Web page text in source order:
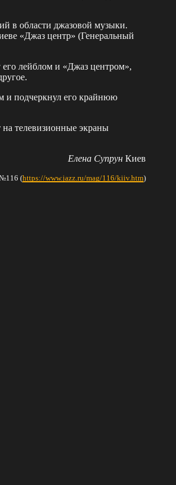
в области джазовой музыки.
«Джаз центр» (Генеральный
лейблом и «Джаз центром»,
и подчеркнул его крайнюю
телевизионные экраны
Елена Супрун Киев
№116 (https://www.jazz.ru/mag/116/kiiv.htm)